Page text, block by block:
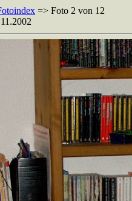
=> Foto 2 von 12